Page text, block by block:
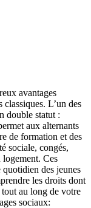
avantages
classiques. L’un des
double statut :
aux alternants
de formation et des
sociale, congés,
logement. Ces
des jeunes
les droits dont
au long de votre
sociaux: